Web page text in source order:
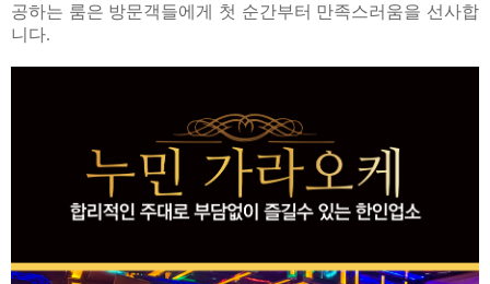
공하는 룸은 방문객들에게 첫 순간부터 만족스러움을 선사합
니다.